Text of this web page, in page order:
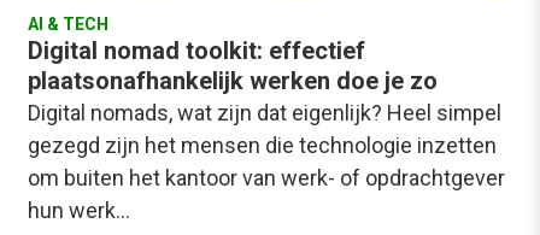
AI & TECH
Digital nomad toolkit: effectief
plaatsonafhankelijk werken doe je zo
Digital nomads, wat zijn dat eigenlijk? Heel simpel
gezegd zijn het mensen die technologie inzetten
om buiten het kantoor van werk- of opdrachtgever
hun werk…